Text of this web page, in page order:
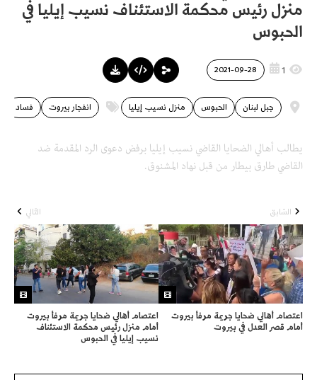
منزل رئيس محكمة الاستئناف نسيب إيليا في
الحبوس
1
2021-09-28
الحبوس جبل لبنان منزل نسيب إيليا انفجار بيروت فساد
يطالب أهالي الضحايا القاضي نسيب إيليا برفض دعوى الرد المقدمة ضد
القاضي طارق بيطار من قبل نهاد المشنوق.
السّابق
اعتصام أهالي ضحايا جريمة مرفأ بيروت
أمام قصر العدل في بيروت
التّالي
اعتصام أهالي ضحايا جريمة مرفأ بيروت
أمام منزل رئيس محكمة الاستئناف
نسيب إيليا في الحبوس